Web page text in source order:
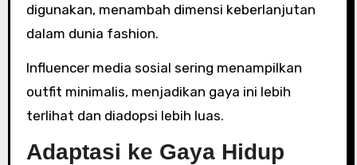
digunakan, menambah dimensi keberlanjutan
dalam dunia fashion.
Influencer media sosial sering menampilkan
outfit minimalis, menjadikan gaya ini lebih
terlihat dan diadopsi lebih luas.
Adaptasi ke Gaya Hidup